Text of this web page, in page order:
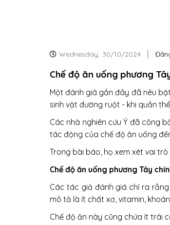
Wednesday, 30/10/2024
Chế độ ăn uống phương
Một đánh giá gần đây đã nêu
sinh vật đường ruột - khi quần
Các nhà nghiên cứu Ý đã công
tác động của chế độ ăn uống
Trong bài báo, họ xem xét vai
Chế độ ăn uống phương Tây
Các tác giả đánh giá chỉ ra
mô tả là ít chất xơ, vitamin,
Chế độ ăn này cũng chứa ít trái